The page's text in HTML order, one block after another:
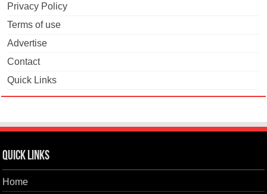
Privacy Policy
Terms of use
Advertise
Contact
Quick Links
Quick Links
Home